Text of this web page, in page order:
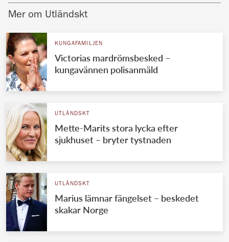
Mer om Utländskt
KUNGAFAMILJEN
Victorias mardrömsbesked –
kungavännen polisanmäld
UTLÄNDSKT
Mette-Marits stora lycka efter
sjukhuset – bryter tystnaden
UTLÄNDSKT
Marius lämnar fängelset – beskedet
skakar Norge